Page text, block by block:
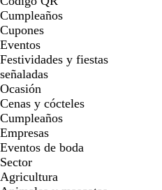
Cumpleaños
Cupones
Eventos
Festividades y fiestas
señaladas
Ocasión
Cenas y cócteles
Cumpleaños
Empresas
Eventos de boda
Sector
Agricultura